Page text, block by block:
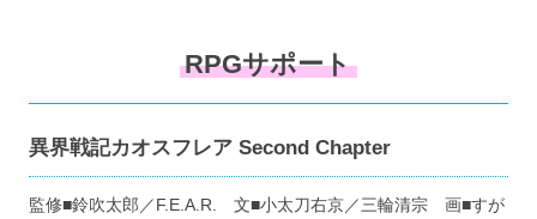
RPGサポート
異界戦記カオスフレア Second Chapter
監修■鈴吹太郎／F.E.A.R. 文■小太刀右京／三輪清宗 画■すが